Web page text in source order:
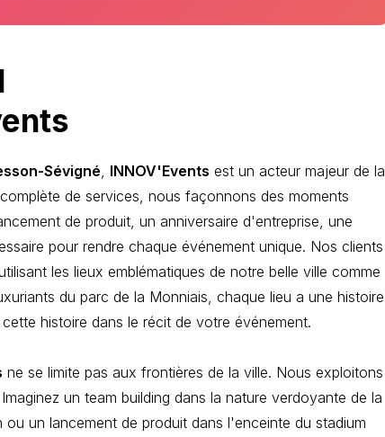
Sévigné, INNOV'Events est un acteur majeur de la
de services, nous façonnons des moments
de produit, un anniversaire d'entreprise, une
pour rendre chaque événement unique. Nos clients
les lieux emblématiques de notre belle ville comme
du parc de la Monniais, chaque lieu a une histoire
histoire dans le récit de votre événement.
ne se limite pas aux frontières de la ville. Nous exploitons
un team building dans la nature verdoyante de la
un lancement de produit dans l'enceinte du stadium